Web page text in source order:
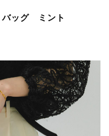
バッグ ミント